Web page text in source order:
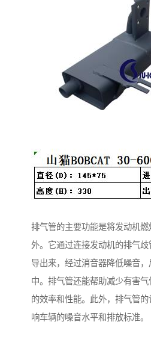
排气管的主要功能是将发动机
外。它通过连接发动机的排气歧
导出来，经过消音器降低噪音
中。排气管还能帮助减少有害
的效率和性能。此外，排气管
响车辆的噪音水平和排放标准。